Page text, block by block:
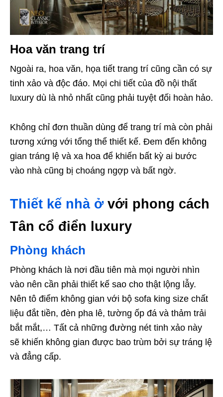
Hoa văn trang trí
Ngoài ra, hoa văn, họa tiết trang trí cũng cần có sự
tinh xảo và độc đáo. Mọi chi tiết của đồ nội thất
luxury dù là nhỏ nhất cũng phải tuyệt đối hoàn hảo.
Không chỉ đơn thuần dùng để trang trí mà còn phải
tương xứng với tổng thể thiết kế. Đem đến không
gian tráng lệ và xa hoa để khiến bất kỳ ai bước
vào nhà cũng bị choáng ngợp và bất ngờ.
Thiết kế nhà ởvới phong cách
Tân cổ điển luxury
Phòng khách
Phòng khách là nơi đầu tiên mà mọi người nhìn
vào nên cần phải thiết kế sao cho thật lộng lẫy.
Nên tô điểm không gian với bộ sofa king size chất
liệu đắt tiền, đèn pha lê, tường ốp đá và thảm trải
bắt mắt,… Tất cả những đường nét tinh xảo này
sẽ khiến không gian được bao trùm bởi sự tráng lệ
và đẳng cấp.